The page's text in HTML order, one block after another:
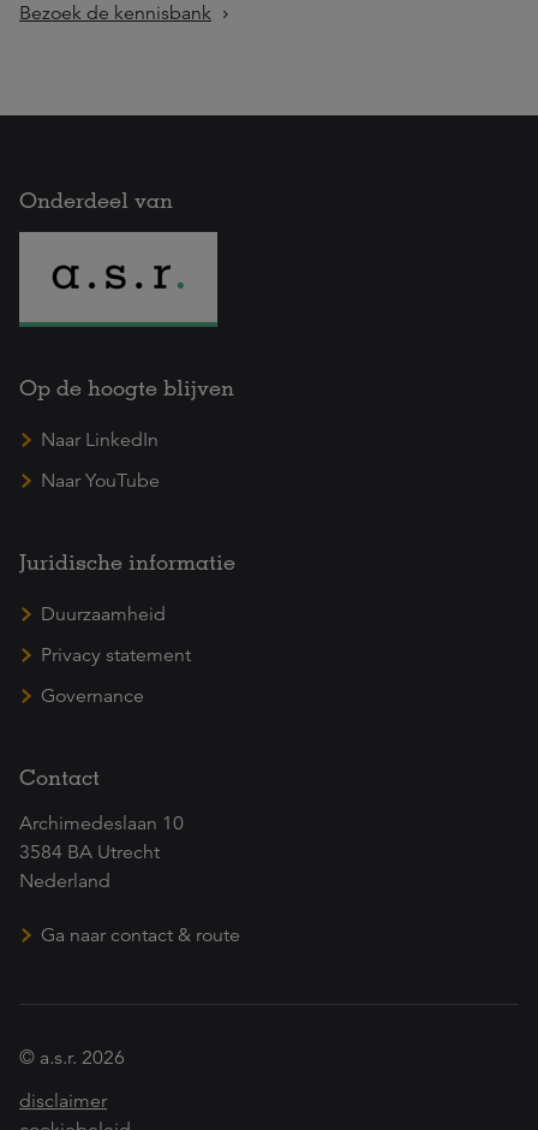
Bezoek de kennisbank
Onderdeel van
Op de hoogte blijven
Naar LinkedIn
Naar YouTube
Juridische informatie
Duurzaamheid
Privacy statement
Governance
Contact
Archimedeslaan 10
3584 BA Utrecht
Nederland
Ga naar contact & route
© a.s.r. 2026
disclaimer